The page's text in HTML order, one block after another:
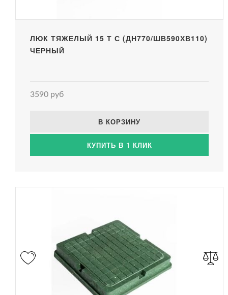
ЛЮК ТЯЖЕЛЫЙ 15 Т С (ДН770/ШВ590ХВ110)
ЧЕРНЫЙ
3590 руб
В КОРЗИНУ
КУПИТЬ В 1 КЛИК